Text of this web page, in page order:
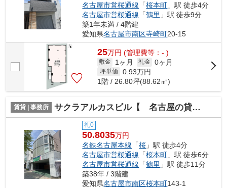
名古屋市営桜通線 「桜本町 」駅 徒歩4分
名古屋市営桜通線 「鶴里 」駅 徒歩9分
築1年未満 / 4階建
愛知県名古屋市南区寺崎町20-15
25万円 (管理費等：- )
敷金 1ヶ月 礼金 0ヶ月
坪単価 0.93万円
1階 / 26.80坪(88.62㎡)
賃貸 | 事務所 サクラアルカスビル【 名古屋の貸事務所・貸オフィス 】
礼0
50.8035万円
名鉄名古屋本線 「桜 」駅 徒歩4分
名古屋市営桜通線 「桜本町 」駅 徒歩6分
名古屋市営桜通線 「鶴里 」駅 徒歩11分
築38年 / 3階建
愛知県名古屋市南区桜本町143-1